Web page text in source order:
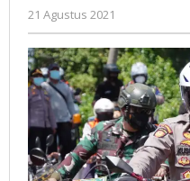
21 Agustus 2021
Nilna
Niswah